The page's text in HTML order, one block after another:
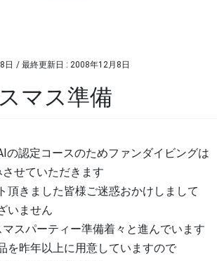
日 / 最終更新日 : 2008年12月8日
マス準備
の認定コースのためファンダイビングは
させていただきます
頂きました皆様ご迷惑おかけしまして
いません
マスパーティー準備着々と進んでいます
を昨年以上に用意していますので